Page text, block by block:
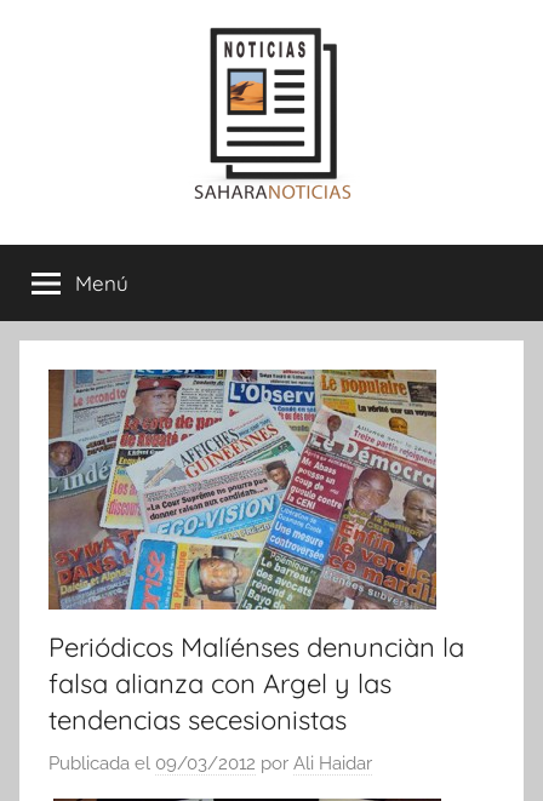
Sahara
Noticias
Menú
Periódicos Malíénses denunciàn la
falsa alianza con Argel y las
tendencias secesionistas
Publicada el 09/03/2012 por Ali Haidar